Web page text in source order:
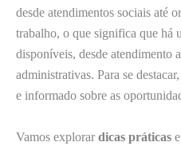
desde atendimentos sociais até
trabalho, o que significa que há
disponíveis, desde atendimento
administrativas. Para se
e informado sobre as
Vamos explorar dicas práticas e